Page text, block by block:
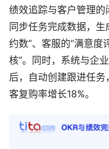
绩效追踪与客户管理
同步任务完成数据，
约数”、客服的“满意度
核”。同时，系统与企
后，自动创建跟进任
客复购率增长18%。